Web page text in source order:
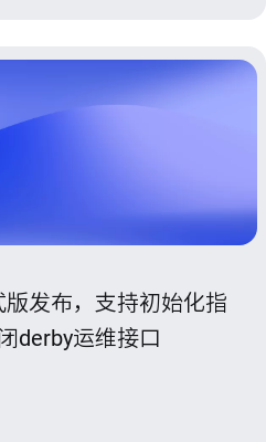
版发布，支持初始化指
derby运维接口